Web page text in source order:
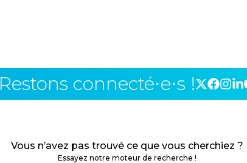
Restons connecté⋅e⋅s !
Vous n’avez pas trouvé ce que vous cherchiez ?
Essayez notre moteur de recherche !